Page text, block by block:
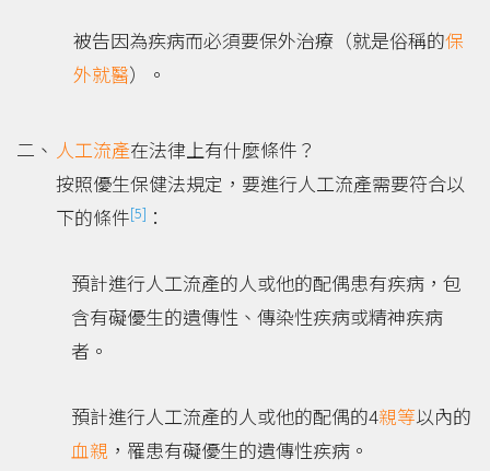
被告因為疾病而必須要保外治療（就是俗稱的保
外就醫）。
人工流產在法律上有什麼條件？
按照優生保健法規定，要進行人工流產需要符合以
下的條件[5] ：
預計進行人工流產的人或他的配偶患有疾病，包
含有礙優生的遺傳性、傳染性疾病或精神疾病
者。
預計進行人工流產的人或他的配偶的4親等以內的
血親 ，罹患有礙優生的遺傳性疾病。